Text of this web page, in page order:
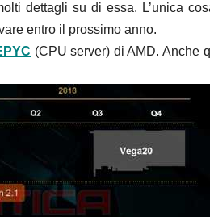
dettagli su di essa. L’unica
entro il prossimo anno.
(CPU server) di AMD. Anche